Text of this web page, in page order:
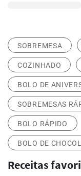
SOBREMESA
COZINHADO
BOLO DE
SOBREMESAS
BOLO RÁPIDO
BOLO DE
Receitas